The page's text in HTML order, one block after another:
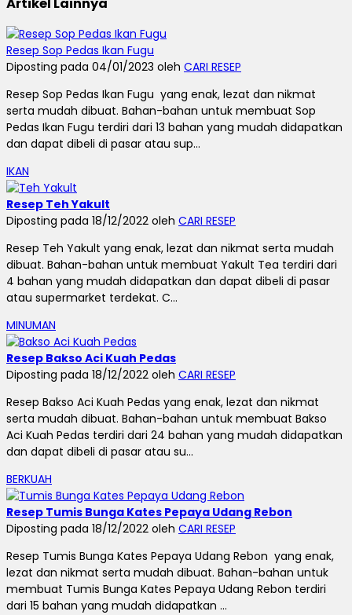
Resep Sop Pedas Ikan Fugu
Diposting pada 04/01/2023 oleh CARI RESEP
Resep Sop Pedas Ikan Fugu yang enak, lezat dan nikmat
serta mudah dibuat. Bahan-bahan untuk membuat Sop
Pedas Ikan Fugu terdiri dari 13 bahan yang mudah didapatkan
dan dapat dibeli di pasar atau sup...
IKAN
Resep Teh Yakult
Diposting pada 18/12/2022 oleh CARI RESEP
Resep Teh Yakult yang enak, lezat dan nikmat serta mudah
dibuat. Bahan-bahan untuk membuat Yakult Tea terdiri dari
4 bahan yang mudah didapatkan dan dapat dibeli di pasar
atau supermarket terdekat. C...
MINUMAN
Resep Bakso Aci Kuah Pedas
Diposting pada 18/12/2022 oleh CARI RESEP
Resep Bakso Aci Kuah Pedas yang enak, lezat dan nikmat
serta mudah dibuat. Bahan-bahan untuk membuat Bakso
Aci Kuah Pedas terdiri dari 24 bahan yang mudah didapatkan
dan dapat dibeli di pasar atau su...
BERKUAH
Resep Tumis Bunga Kates Pepaya Udang Rebon
Diposting pada 18/12/2022 oleh CARI RESEP
Resep Tumis Bunga Kates Pepaya Udang Rebon yang enak,
lezat dan nikmat serta mudah dibuat. Bahan-bahan untuk
membuat Tumis Bunga Kates Pepaya Udang Rebon terdiri
dari 15 bahan yang mudah didapatkan ...